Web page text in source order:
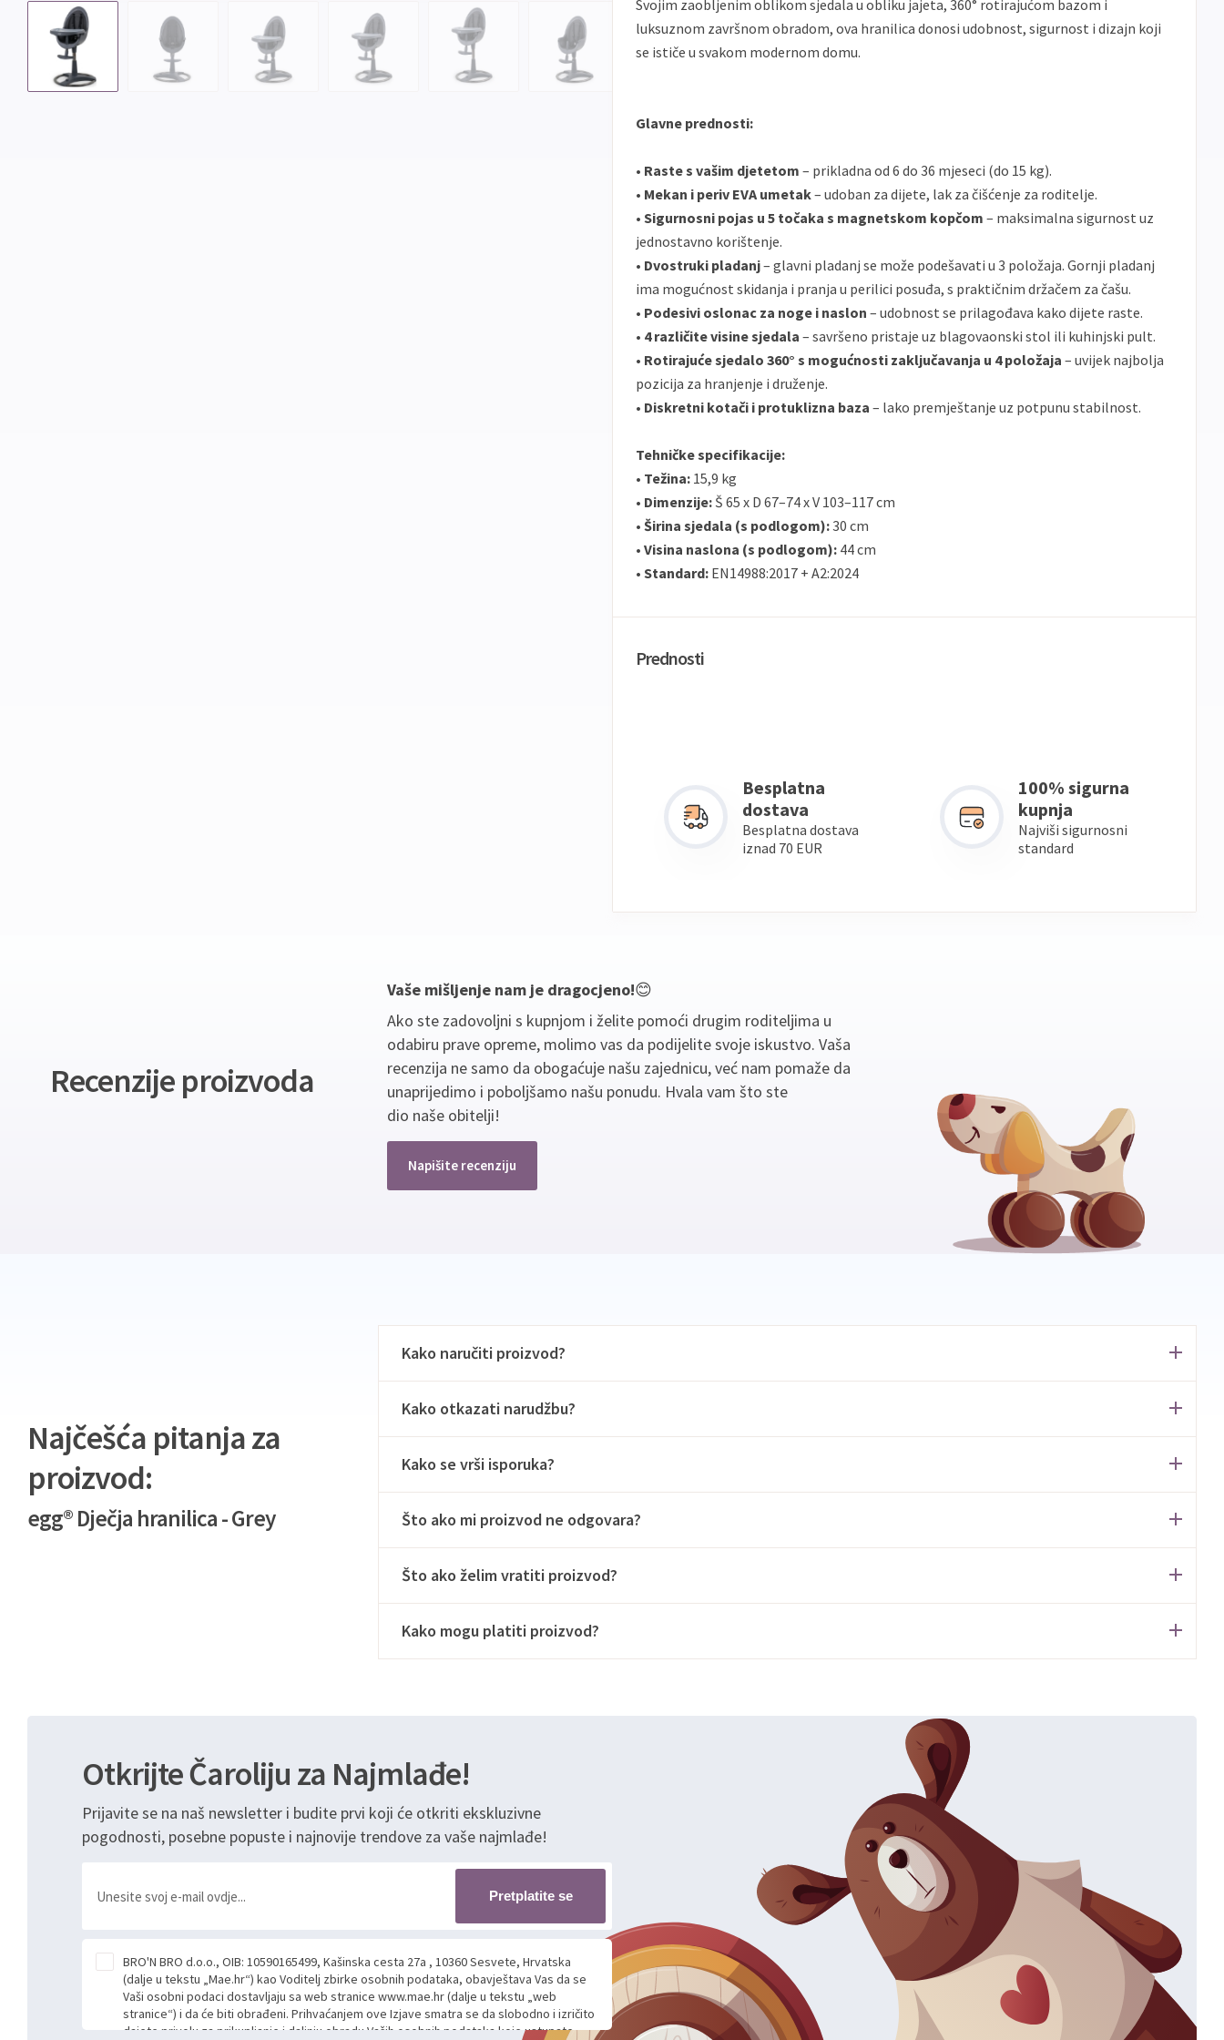
banke
ECC Discover Jednokratno
Svojim zaobljenim oblikom sjedala u obliku jajeta, 360° rotirajućom bazom i
luksuznom završnom obradom, ova hranilica donosi udobnost, sigurnost i dizajn koji
se ističe u svakom modernom domu.
Glavne prednosti:
• Raste s vašim djetetom – prikladna od 6 do 36 mjeseci (do 15 kg).
• Mekan i periv EVA umetak– udoban za dijete, lak za čišćenje za roditelje.
• Sigurnosni pojas u 5 točaka s magnetskom kopčom – maksimalna sigurnost uz
jednostavno korištenje.
• Dvostruki pladanj– glavni pladanj se može podešavati u 3 položaja. Gornji pladanj
ima mogućnost skidanja i pranja u perilici posuđa, s praktičnim držačem za čašu.
• Podesivi oslonac za noge i naslon – udobnost se prilagođava kako dijete raste.
• 4 različite visine sjedala – savršeno pristaje uz blagovaonski stol ili kuhinjski pult.
• Rotirajuće sjedalo 360° s mogućnosti zaključavanja u 4 položaja – uvijek najbolja
pozicija za hranjenje i druženje.
• Diskretni kotači i protuklizna baza – lako premještanje uz potpunu stabilnost.
Tehničke specifikacije:
• Težina: 15,9 kg
• Dimenzije: Š 65 x D 67–74 x V 103–117 cm
• Širina sjedala (s podlogom):30 cm
• Visina naslona (s podlogom): 44 cm
• Standard: EN14988:2017 + A2:2024
Prednosti
Besplatna
dostava
Besplatna dostava
iznad 70 EUR
100% sigurna
kupnja
Najviši sigurnosni
standard
Recenzije proizvoda
Vaše mišljenje nam je dragocjeno!😊
Ako ste zadovoljni s kupnjom i želite pomoći drugim roditeljima u
odabiru prave opreme, molimo vas da podijelite svoje iskustvo. Vaša
recenzija ne samo da obogaćuje našu zajednicu, već nam pomaže da
unaprijedimo i poboljšamo našu ponudu. Hvala vam što ste
dio naše obitelji!
Napišite recenziju
Najčešća pitanja za
proizvod:
egg® Dječja hranilica - Grey
Kako naručiti proizvod?
Kako otkazati narudžbu?
Kako se vrši isporuka?
Što ako mi proizvod ne odgovara?
Što ako želim vratiti proizvod?
Kako mogu platiti proizvod?
Otkrijte Čaroliju za Najmlađe!
Prijavite se na naš newsletter i budite prvi koji će otkriti ekskluzivne
pogodnosti, posebne popuste i najnovije trendove za vaše najmlađe!
Pretplatite se
BRO'N BRO d.o.o., OIB: 10590165499, Kašinska cesta 27a , 10360 Sesvete, Hrvatska
(dalje u tekstu „Mae.hr“) kao Voditelj zbirke osobnih podataka, obavještava Vas da se
Vaši osobni podaci dostavljaju sa web stranice www.mae.hr (dalje u tekstu „web
stranice“) i da će biti obrađeni. Prihvaćanjem ove Izjave smatra se da slobodno i izričito
dajete privolu za prikupljanje i daljnju obradu Vaših osobnih podataka koje ustupate